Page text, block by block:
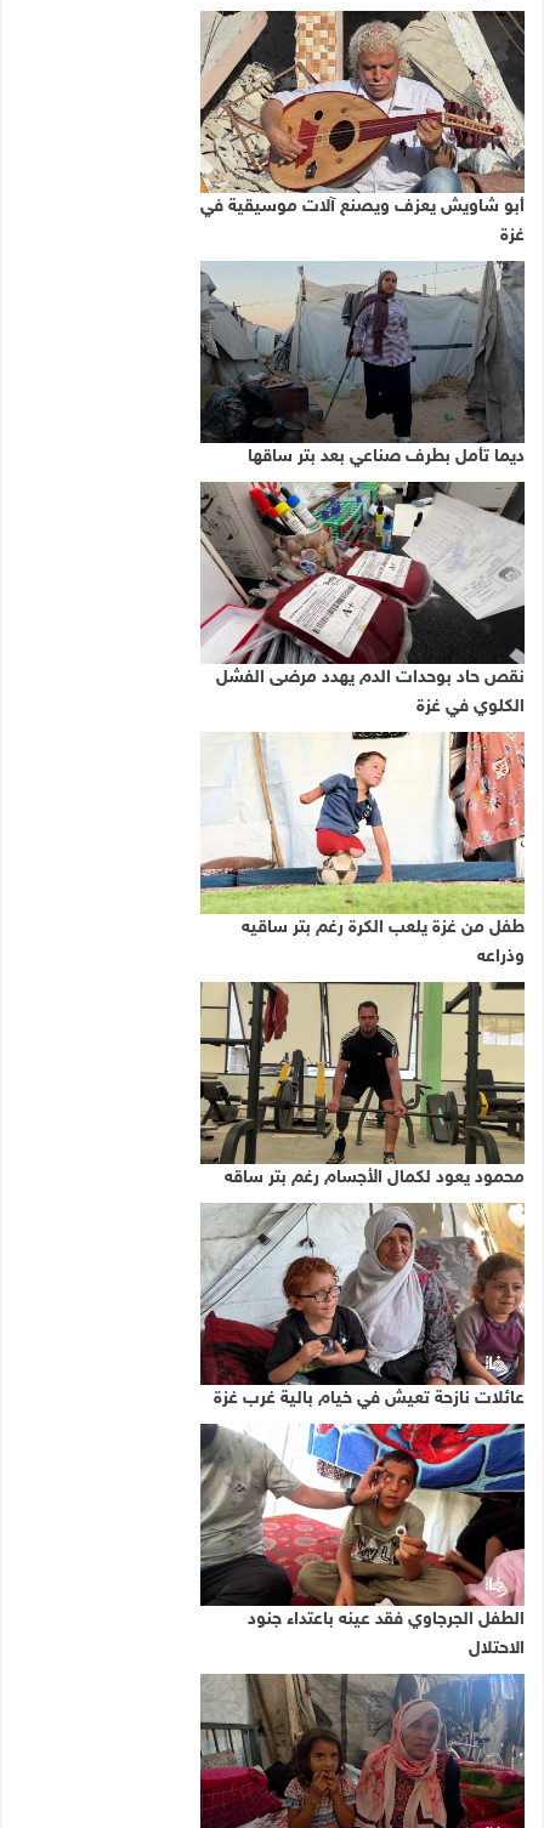
أبو شاويش يعزف ويصنع آلات موسيقية في
غزة
ديما تأمل بطرف صناعي بعد بتر ساقها
نقص حاد بوحدات الدم يهدد مرضى الفشل
الكلوي في غزة
طفل من غزة يلعب الكرة رغم بتر ساقيه
وذراعه
محمود يعود لكمال الأجسام رغم بتر ساقه
عائلات نازحة تعيش في خيام بالية غرب غزة
الطفل الجرجاوي فقد عينه باعتداء جنود
الاحتلال